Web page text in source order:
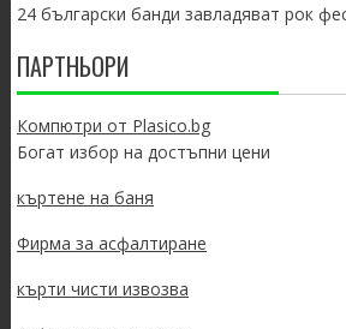
24 български банди завладяват рок
ПАРТНЬОРИ
Компютри от Plasico.bg
Богат избор на достъпни цени
къртене на баня
Фирма за асфалтиране
кърти чисти извозва